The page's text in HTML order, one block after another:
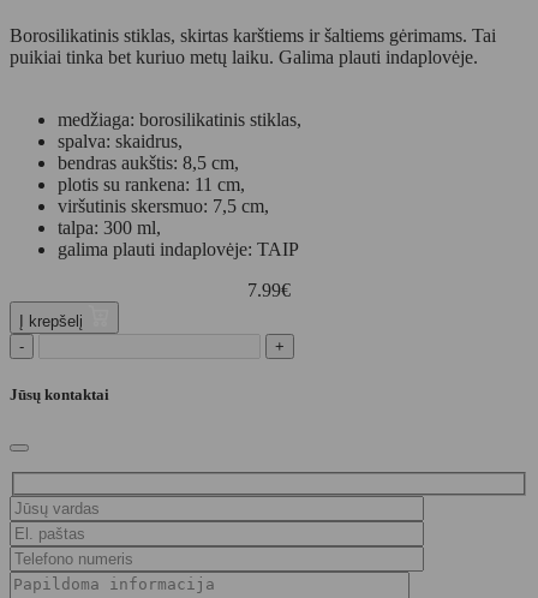
Borosilikatinis stiklas, skirtas karštiems ir šaltiems gėrimams. Tai
puikiai tinka bet kuriuo metų laiku. Galima plauti indaplovėje.
medžiaga: borosilikatinis stiklas,
spalva: skaidrus,
bendras aukštis: 8,5 cm,
plotis su rankena: 11 cm,
viršutinis skersmuo: 7,5 cm,
talpa: 300 ml,
galima plauti indaplovėje: TAIP
7.99€
Į krepšelį
-
+
Jūsų kontaktai